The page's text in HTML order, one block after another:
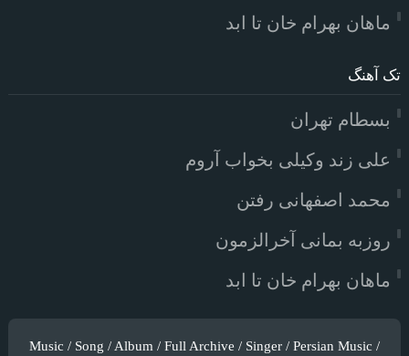
ماهان بهرام خان تا ابد
تک آهنگ
بسطام تهران
علی زند وکیلی بخواب آروم
محمد اصفهانی رفتن
روزبه بمانی آخرالزمون
ماهان بهرام خان تا ابد
Music / Song / Album / Full Archive / Singer / Persian Music /